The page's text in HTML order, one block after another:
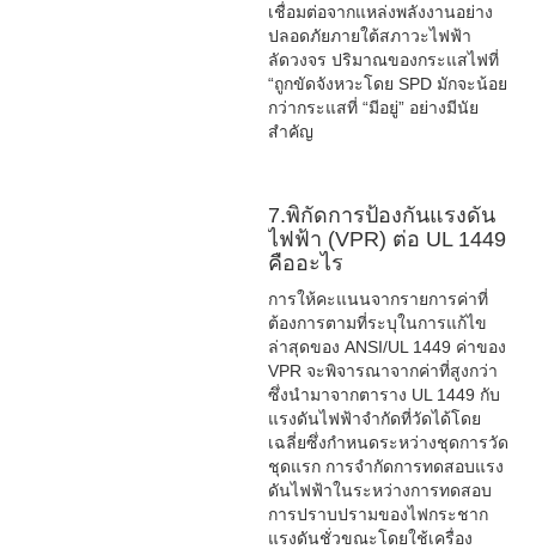
เชื่อมต่อจากแหล่งพลังงานอย่าง
ปลอดภัยภายใต้สภาวะไฟฟ้า
ลัดวงจร ปริมาณของกระแสไฟที่
“ถูกขัดจังหวะโดย SPD มักจะน้อย
กว่ากระแสที่ “มีอยู่” อย่างมีนัย
สำคัญ
7.พิกัดการป้องกันแรงดัน
ไฟฟ้า (VPR) ต่อ UL 1449
คืออะไร
การให้คะแนนจากรายการค่าที่
ต้องการตามที่ระบุในการแก้ไข
ล่าสุดของ ANSI/UL 1449 ค่าของ
VPR จะพิจารณาจากค่าที่สูงกว่า
ซึ่งนำมาจากตาราง UL 1449 กับ
แรงดันไฟฟ้าจำกัดที่วัดได้โดย
เฉลี่ยซึ่งกำหนดระหว่างชุดการวัด
ชุดแรก การจำกัดการทดสอบแรง
ดันไฟฟ้าในระหว่างการทดสอบ
การปราบปรามของไฟกระชาก
แรงดันชั่วขณะโดยใช้เครื่อง